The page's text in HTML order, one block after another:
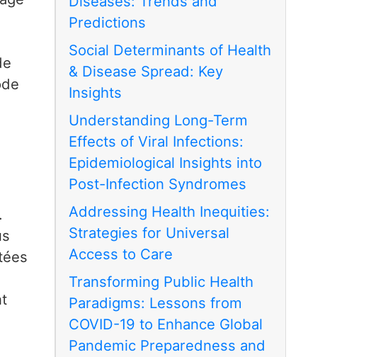
Predictions
Social Determinants of Health
& Disease Spread: Key
Insights
Understanding Long-Term
Effects of Viral Infections:
Epidemiological Insights into
Post-Infection Syndromes
Addressing Health Inequities:
Strategies for Universal
Access to Care
Transforming Public Health
Paradigms: Lessons from
COVID-19 to Enhance Global
Pandemic Preparedness and